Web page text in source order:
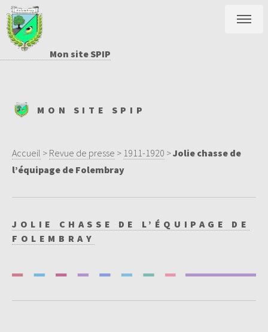
Mon site SPIP
MON SITE SPIP
Accueil > Revue de presse > 1911-1920 >Jolie chasse de
l’équipage de Folembray
JOLIE CHASSE DE L’ÉQUIPAGE DE
FOLEMBRAY